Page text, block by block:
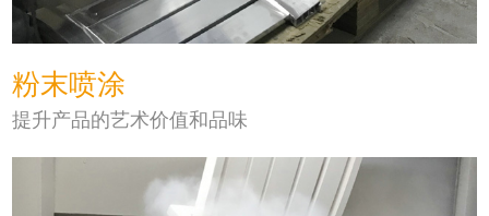
粉末喷涂
提升产品的艺术价值和品味